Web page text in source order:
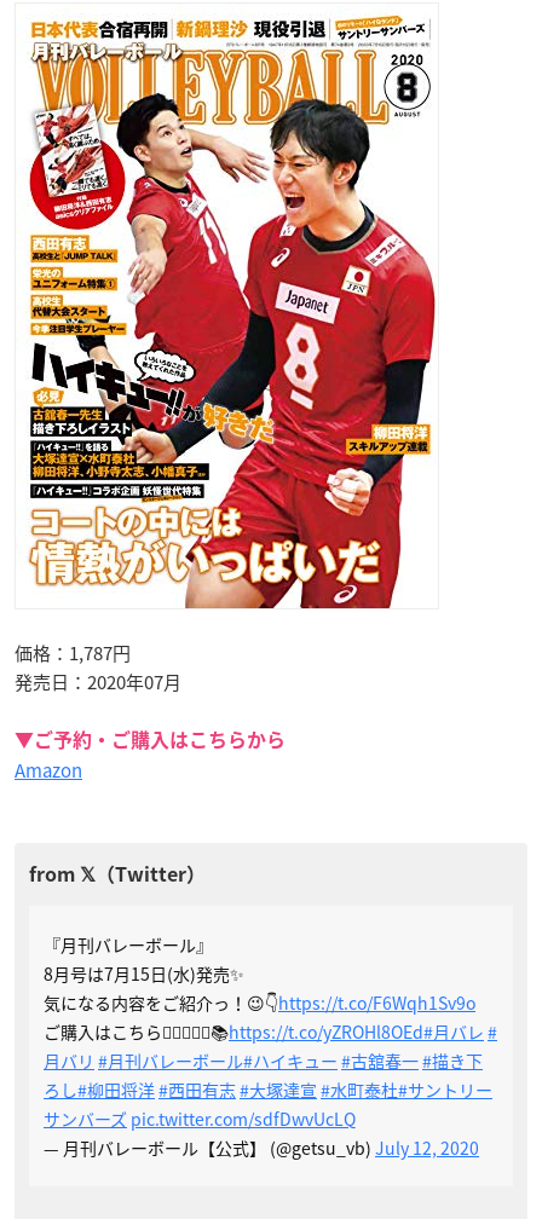
価格：1,787円
発売日：2020年07月
▼ご予約・ご購入はこちらから
Amazon
『月刊バレーボール』
8月号は7月15日(水)発売✨
気になる内容をご紹介っ！😉👇https://t.co/F6Wqh1Sv9o
ご購入はこちら💁🏻‍♀️💁‍♂️📚https://t.co/yZROHl8OEd#月バレ #
月バリ #月刊バレーボール#ハイキュー #古舘春一#描き下
ろし#柳田将洋#西田有志#大塚達宣 #水町泰杜#サントリー
サンバーズ pic.twitter.com/sdfDwvUcLQ
— 月刊バレーボール【公式】 (@getsu_vb) July 12, 2020